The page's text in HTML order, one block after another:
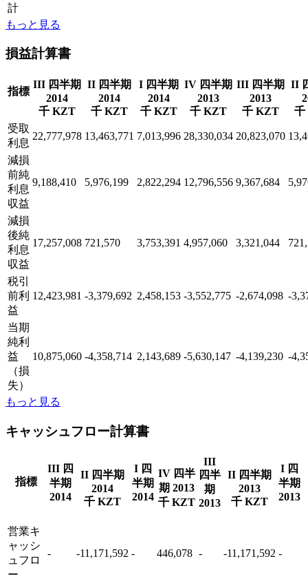
計
もっと見る
損益計算書
指標
III 四半期
2014
千 KZT
II 四半期
2014
千 KZT
I 四半期
2014
千 KZT
IV 四半期
2013
千 KZT
III 四半期
2013
千 KZT
II
千
受取
利息
22,777,978 13,463,771 7,013,996 28,330,034 20,823,070
減損
前純
利息
収益
9,188,410 5,976,199 2,822,294 12,796,556 9,367,684
減損
後純
利息
収益
17,257,008 721,570 3,753,391 4,957,060 3,321,044
税引
前利
益
12,423,981 -3,379,692 2,458,153 -3,552,775 -2,674,098 -
当期
純利
益
（損
失）
10,875,060 -4,358,714 2,143,689 -5,630,147 -4,139,230 -
もっと見る
キャッシュフロー計算書
指標
III 四
半期
2014
II 四半期
2014
千 KZT
I 四
半期
2014
IV 四半
期 2013
千 KZT
III
四半
期
2013
II 四半期
2013
千 KZT
I 四
半期
2013
営業キ
ャッシ
ュフロ
ー
- -11,171,592 - 446,078 - -11,171,592 -